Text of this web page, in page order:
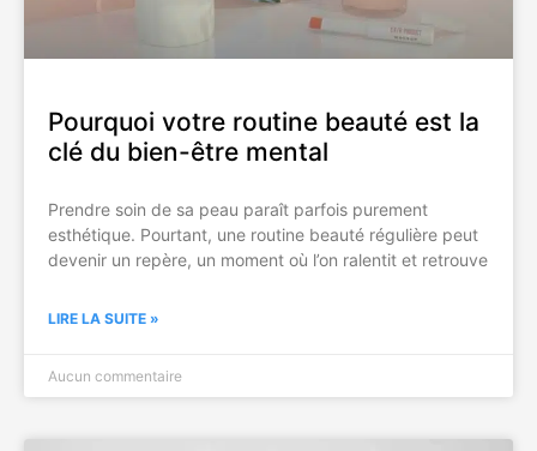
Pourquoi votre routine beauté est la
clé du bien-être mental
Prendre soin de sa peau paraît parfois purement
esthétique. Pourtant, une routine beauté régulière peut
devenir un repère, un moment où l’on ralentit et retrouve
LIRE LA SUITE »
Aucun commentaire